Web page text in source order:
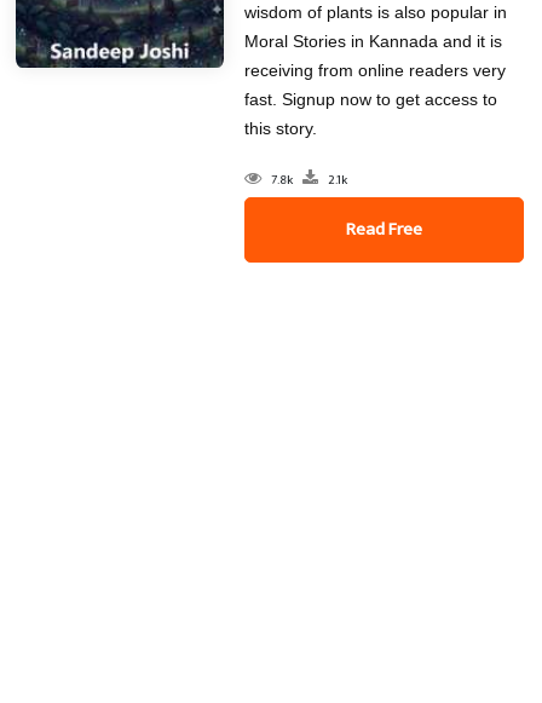
wisdom of plants is also popular in
Moral Stories in Kannada and it is
receiving from online readers very
fast. Signup now to get access to
this story.
7.8k 2.1k
Read Free